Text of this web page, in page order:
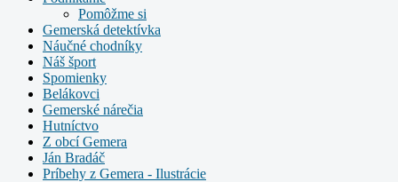
Pomôžme si
Gemerská detektívka
Náučné chodníky
Náš šport
Spomienky
Belákovci
Gemerské nárečia
Hutníctvo
Z obcí Gemera
Ján Bradáč
Príbehy z Gemera - Ilustrácie